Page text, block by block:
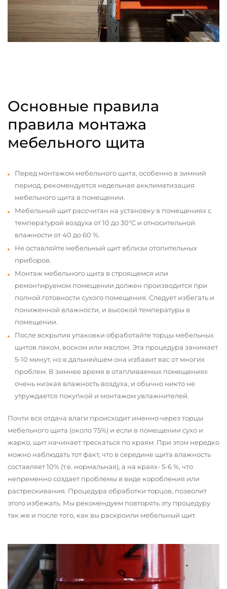
Основные правила
правила монтажа
мебельного щита
Перед монтажом мебельного щита, особенно в зимний
период, рекомендуется недельная акклиматизация
мебельного щита в помещении.
Мебельный щит рассчитан на установку в помещениях с
температурой воздуха от 10 до 30°С и относительной
влажности от 40 до 60 %.
Не оставляйте мебельный щит вблизи отопительных
приборов.
Монтаж мебельного щита в строящемся или
ремонтируемом помещении должен производится при
полной готовности сухого помещения. Следует избегать и
пониженной влажности, и высокой температуры в
помещении.
После вскрытия упаковки обработайте торцы мебельных
щитов лаком, воском или маслом. Эта процедура занимает
5-10 минут, но в дальнейшем она избавит вас от многих
проблем. В зимнее время в отапливаемых помещениях
очень низкая влажность воздуха, и обычно никто не
утруждается покупкой и монтажом увлажнителей.
Почти вся отдача влаги происходит именно через торцы
мебельного щита (около 75%) и если в помещении сухо и
жарко, щит начинает трескаться по краям. При этом нередко
можно наблюдать тот факт, что в середине щита влажность
составляет 10% (т.е. нормальная), а на краях- 5-6 %, что
непременно создает проблемы в виде коробления или
растрескивания. Процедура обработки торцов, позволит
этого избежать. Мы рекомендуем повторять эту процедуру
так же и после того, как вы раскроили мебельный щит.